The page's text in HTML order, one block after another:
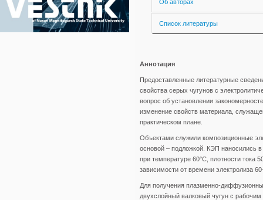
Об авторах
Список литературы
Аннотация
Предоставленные литературные
свойства серых чугунов с
вопрос об установлении
изменение свойств материала,
практическом плане.
Объектами служили композиционные
основой – подложкой. КЭП наносились
при температуре 60°С, плотности тока
зависимости от времени электролиза
Для получения плазменно-
двухслойный валковый чугун с